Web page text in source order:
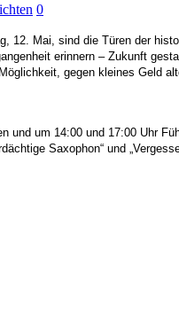
0
12. Mai, sind die Türen der
erinnern – Zukunft
gegen kleines Geld
und um 14:00 und 17:00 Uhr
Saxophon“ und